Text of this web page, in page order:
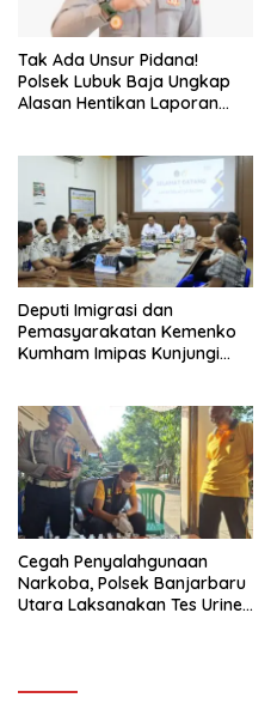
Tak Ada Unsur Pidana!
Polsek Lubuk Baja Ungkap
Alasan Hentikan Laporan
Deputi Imigrasi dan
Pemasyarakatan Kemenko
Kumham Imipas Kunjungi
Cegah Penyalahgunaan
Narkoba, Polsek Banjarbaru
Utara Laksanakan Tes Urine